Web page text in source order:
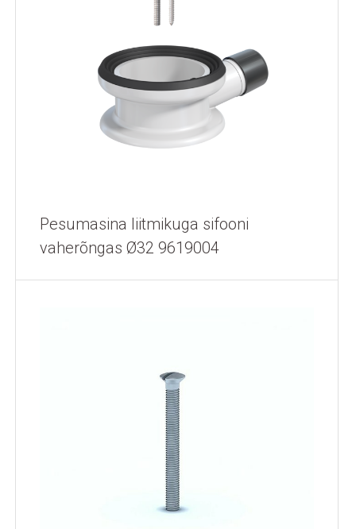
Pesumasina liitmikuga sifooni
vaherõngas Ø32 9619004